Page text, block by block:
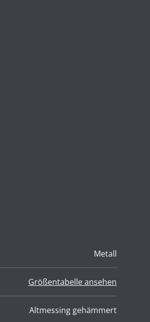
Metall
Größentabelle ansehen
Altmessing gehämmert